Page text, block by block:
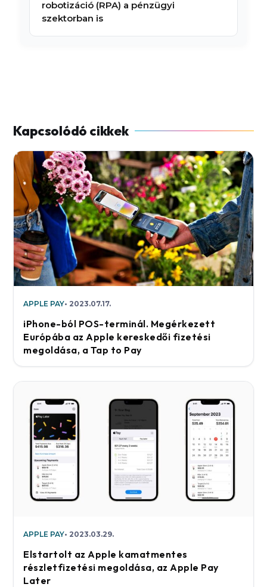
robotizáció (RPA) a pénzügyi
szektorban is
APPLE PAY 2023.07.17.
iPhone-ból POS-terminál. Megérkezett
Európába az Apple kereskedői fizetési
megoldása, a Tap to Pay
APPLE PAY 2023.03.29.
Elstartolt az Apple kamatmentes
részletfizetési megoldása, az Apple Pay
Later